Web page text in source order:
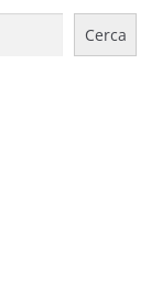
Cerca